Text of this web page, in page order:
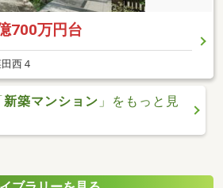
700万円台
西４
新築マンション 」をもっと見